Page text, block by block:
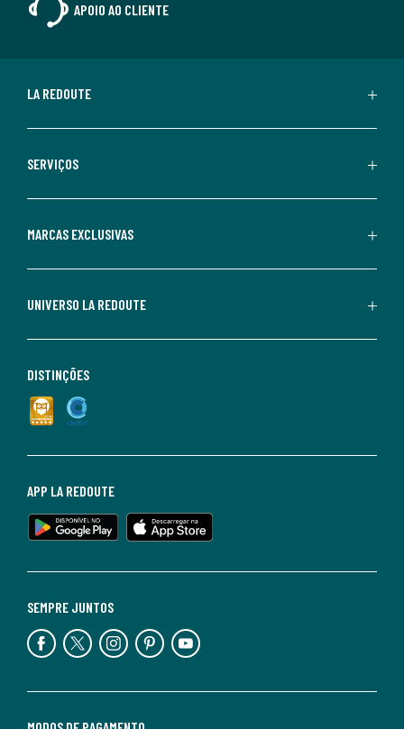
APOIO AO CLIENTE
LA REDOUTE
SERVIÇOS
MARCAS EXCLUSIVAS
UNIVERSO LA REDOUTE
SEMPRE JUNTOS
APP LA REDOUTE
DISTINÇÕES